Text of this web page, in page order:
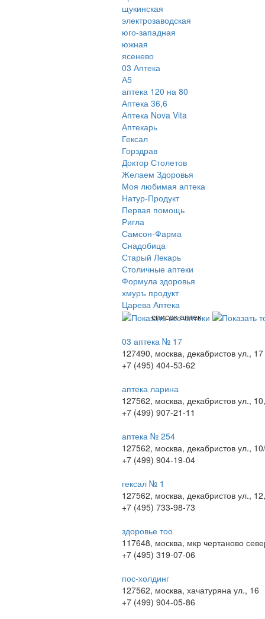
щукинская
электрозаводская
юго-западная
южная
ясенево
03 Аптека
А5
аптека 120 на 80
Аптека 36,6
Аптека Nova Vita
Аптекарь
Гексал
Горздрав
Доктор Столетов
Желаем Здоровья
Моя любимая аптека
Натур-Продукт
Первая помощь
Ригла
Самсон-Фарма
Снадобица
Старый Лекарь
Столичные аптеки
Формула здоровья
хмуръ продукт
Царева Аптека
список аптек
03 аптека № 17
127490, москва, декабристов ул., 17
+7 (495) 404-53-62
аптека ларина
127562, москва, декабристов ул.,
+7 (499) 907-21-11
аптека № 254
127562, москва, декабристов ул.,
+7 (499) 904-19-04
гексал № 1
127562, москва, декабристов ул.,
+7 (495) 733-98-73
здоровье тоо
117648, москва, мкр чертаново
+7 (495) 319-07-06
пос-холдинг
127562, москва, хачатуряна ул., 16
+7 (499) 904-05-86